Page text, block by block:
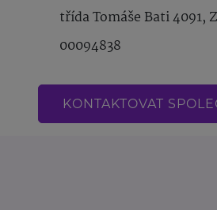
třída Tomáše Bati 4091,
00094838
KONTAKTOVAT